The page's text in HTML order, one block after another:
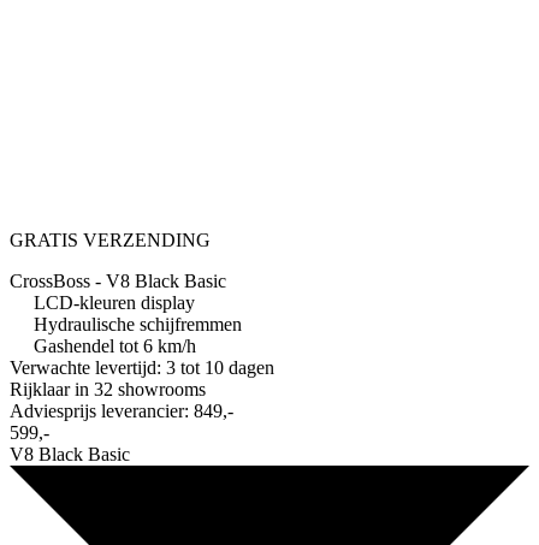
GRATIS VERZENDING
CrossBoss - V8 Black Basic
LCD-kleuren display
Hydraulische schijfremmen
Gashendel tot 6 km/h
Verwachte levertijd: 3 tot 10 dagen
Rijklaar in 32 showrooms
Adviesprijs leverancier: 849,-
599,-
V8 Black Basic